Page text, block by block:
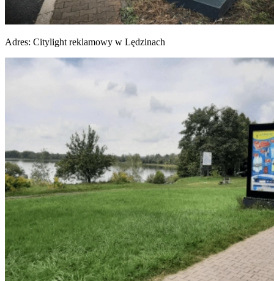
Adres: Citylight reklamowy w Lędzinach